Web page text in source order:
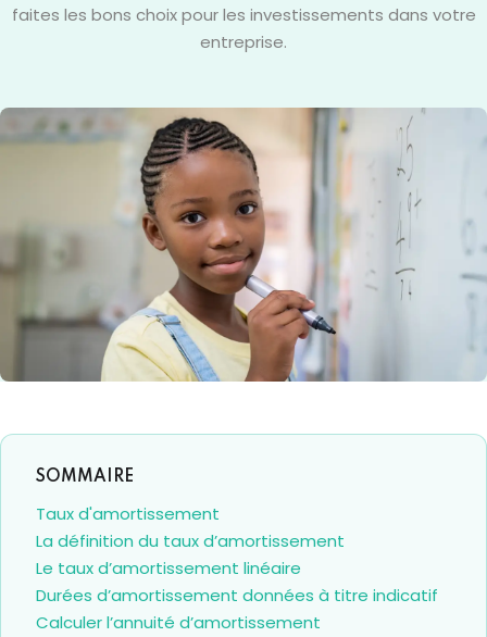
faites les bons choix pour les investissements dans votre
entreprise.
Taux d'amortissement
La définition du taux d’amortissement
Le taux d’amortissement linéaire
Durées d’amortissement données à titre indicatif
Calculer l’annuité d’amortissement